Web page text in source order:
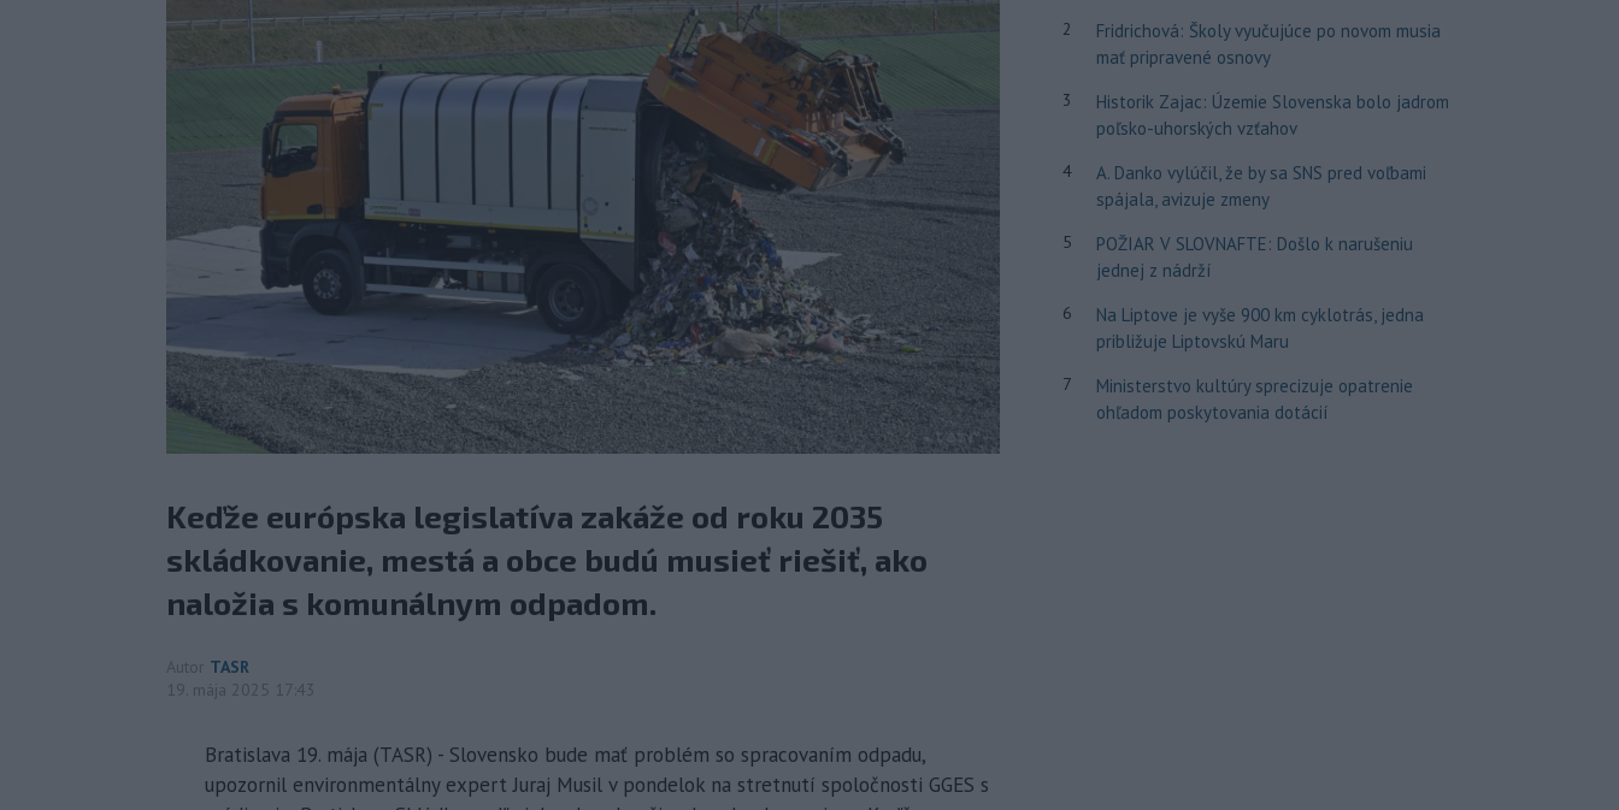
Keďže európska legislatíva zakáže od roku 2035
skládkovanie, mestá a obce budú musieť riešiť, ako
naložia s komunálnym odpadom.
Autor TASR
19. mája 2025 17:43
Bratislava 19. mája (TASR) - Slovensko bude mať problém so spracovaním odpadu,
upozornil environmentálny expert Juraj Musil v pondelok na stretnutí spoločnosti GGES s
2
Fridrichová: Školy vyučujúce po novom musia
mať pripravené osnovy
3
Historik Zajac: Územie Slovenska bolo jadrom
poľsko-uhorských vzťahov
4
A. Danko vylúčil, že by sa SNS pred voľbami
spájala, avizuje zmeny
5
POŽIAR V SLOVNAFTE: Došlo k narušeniu
jednej z nádrží
6
Na Liptove je vyše 900 km cyklotrás, jedna
približuje Liptovskú Maru
7
Ministerstvo kultúry sprecizuje opatrenie
ohľadom poskytovania dotácií